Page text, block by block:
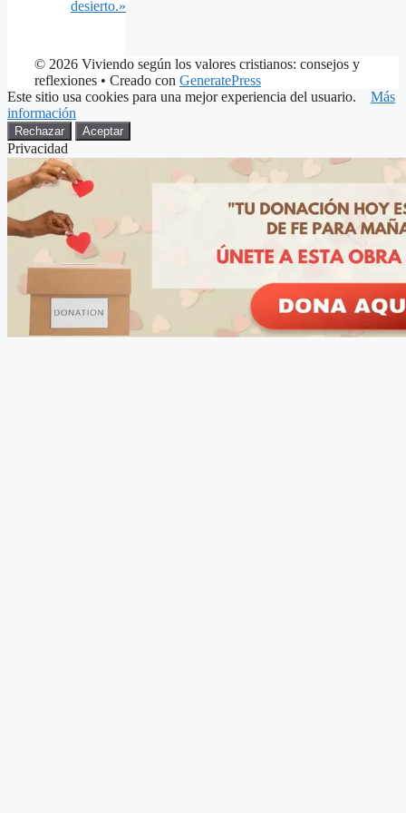
desierto.»
© 2026 Viviendo según los valores cristianos: consejos y
reflexiones • Creado con GeneratePress
Este sitio usa cookies para una mejor experiencia del usuario. Más
información
Rechazar Aceptar
Privacidad